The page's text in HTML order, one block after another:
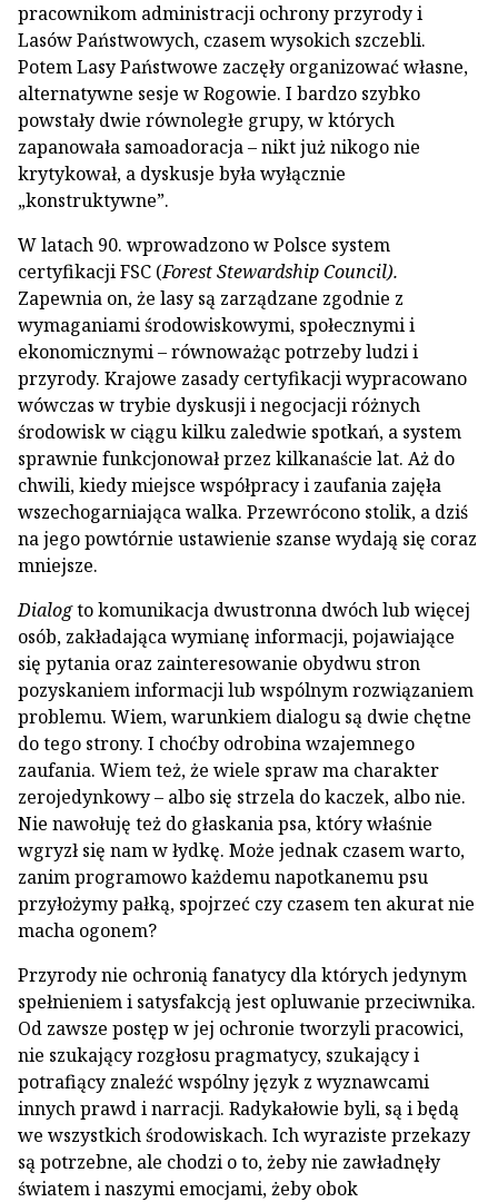
pracownikom administracji ochrony przyrody i
Lasów Państwowych, czasem wysokich szczebli.
Potem Lasy Państwowe zaczęły organizować własne,
alternatywne sesje w Rogowie. I bardzo szybko
powstały dwie równoległe grupy, w których
zapanowała samoadoracja – nikt już nikogo nie
krytykował, a dyskusje była wyłącznie
„konstruktywne”.
W latach 90. wprowadzono w Polsce system
certyfikacji FSC (Forest Stewardship Council).
Zapewnia on, że lasy są zarządzane zgodnie z
wymaganiami środowiskowymi, społecznymi i
ekonomicznymi – równoważąc potrzeby ludzi i
przyrody. Krajowe zasady certyfikacji wypracowano
wówczas w trybie dyskusji i negocjacji różnych
środowisk w ciągu kilku zaledwie spotkań, a system
sprawnie funkcjonował przez kilkanaście lat. Aż do
chwili, kiedy miejsce współpracy i zaufania zajęła
wszechogarniająca walka. Przewrócono stolik, a dziś
na jego powtórnie ustawienie szanse wydają się coraz
mniejsze.
Dialogto komunikacja dwustronna dwóch lub więcej
osób, zakładająca wymianę informacji, pojawiające
się pytania oraz zainteresowanie obydwu stron
pozyskaniem informacji lub wspólnym rozwiązaniem
problemu. Wiem, warunkiem dialogu są dwie chętne
do tego strony. I choćby odrobina wzajemnego
zaufania. Wiem też, że wiele spraw ma charakter
zerojedynkowy – albo się strzela do kaczek, albo nie.
Nie nawołuję też do głaskania psa, który właśnie
wgryzł się nam w łydkę. Może jednak czasem warto,
zanim programowo każdemu napotkanemu psu
przyłożymy pałką, spojrzeć czy czasem ten akurat nie
macha ogonem?
Przyrody nie ochronią fanatycy dla których jedynym
spełnieniem i satysfakcją jest opluwanie przeciwnika.
Od zawsze postęp w jej ochronie tworzyli pracowici,
nie szukający rozgłosu pragmatycy, szukający i
potrafiący znaleźć wspólny język z wyznawcami
innych prawd i narracji. Radykałowie byli, są i będą
we wszystkich środowiskach. Ich wyraziste przekazy
są potrzebne, ale chodzi o to, żeby nie zawładnęły
światem i naszymi emocjami, żeby obok